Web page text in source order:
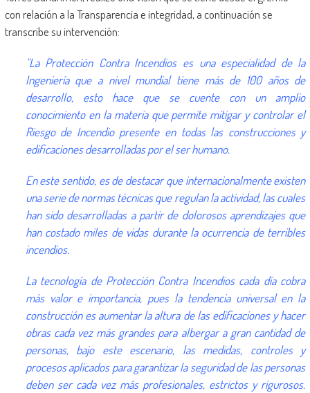
con relación a la Transparencia e integridad, a continuación se
transcribe su intervención:
“La Protección Contra Incendios es una especialidad de la
Ingeniería que a nivel mundial tiene más de 100 años de
desarrollo, esto hace que se cuente con un amplio
conocimiento en la materia que permite mitigar y controlar el
Riesgo de Incendio presente en todas las construcciones y
edificaciones desarrolladas por el ser humano.
En este sentido, es de destacar que internacionalmente existen
una serie de normas técnicas que regulan la actividad, las cuales
han sido desarrolladas a partir de dolorosos aprendizajes que
han costado miles de vidas durante la ocurrencia de terribles
incendios.
La tecnología de Protección Contra Incendios cada día cobra
más valor e importancia, pues la tendencia universal en la
construcción es aumentar la altura de las edificaciones y hacer
obras cada vez más grandes para albergar a gran cantidad de
personas, bajo este escenario, las medidas, controles y
procesos aplicados para garantizar la seguridad de las personas
deben ser cada vez más profesionales, estrictos y rigurosos.